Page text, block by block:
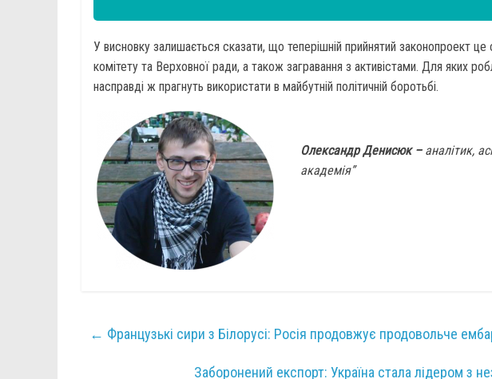
У висновку залишається сказати, що теперішній прийнятий законопроект
комітету та Верховної ради, а також загравання з активістами. Для яких
насправді ж прагнуть використати в майбутній політичній боротьбі.
Олександр Денисюк – аналітик,
академія”
← Французькі сири з Білорусі: Росія продовжує продовольче
Заборонений експорт: Україна стала лідером з